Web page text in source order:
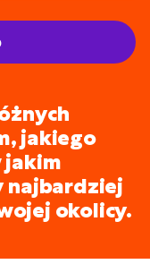
jakiego
jakim
najbardziej
okolicy.